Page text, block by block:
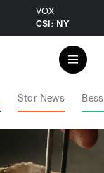
VOX
CSI: NY
Star News